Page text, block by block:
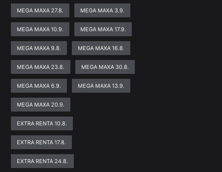
MEGA MAXA 27.8. MEGA MAXA 3.9.
MEGA MAXA 10.9. MEGA MAXA 17.9.
MEGA MAXA 9.8. MEGA MAXA 16.8.
MEGA MAXA 23.8. MEGA MAXA 30.8.
MEGA MAXA 6.9. MEGA MAXA 13.9.
MEGA MAXA 20.9.
EXTRA RENTA 10.8.
EXTRA RENTA 17.8.
EXTRA RENTA 24.8.